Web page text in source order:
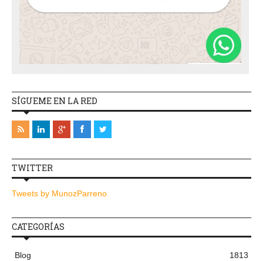
SÍGUEME EN LA RED
TWITTER
Tweets by MunozParreno
CATEGORÍAS
Blog
1813